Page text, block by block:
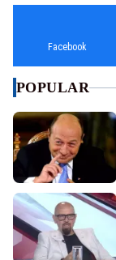
Facebook
POPULAR